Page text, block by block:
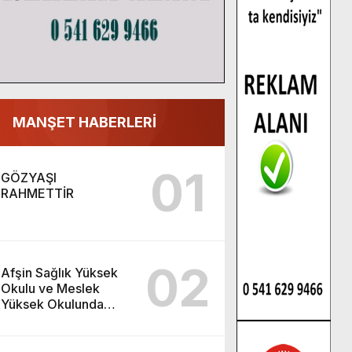
MANŞET HABERLERİ
GÖZYAŞI
RAHMETTİR
01
Afşin Sağlık Yüksek
Okulu ve Meslek
Yüksek Okulunda
02